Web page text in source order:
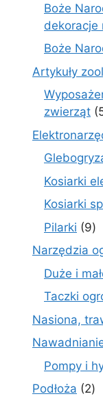
Boże
dekoracje
Boże
Artykuły
zwierząt
Kosiarki
Kosiarki
Pilarki 99
Narzędzia
Duże i
Taczki
Nasiona,
Pompy i
Podłoża 22